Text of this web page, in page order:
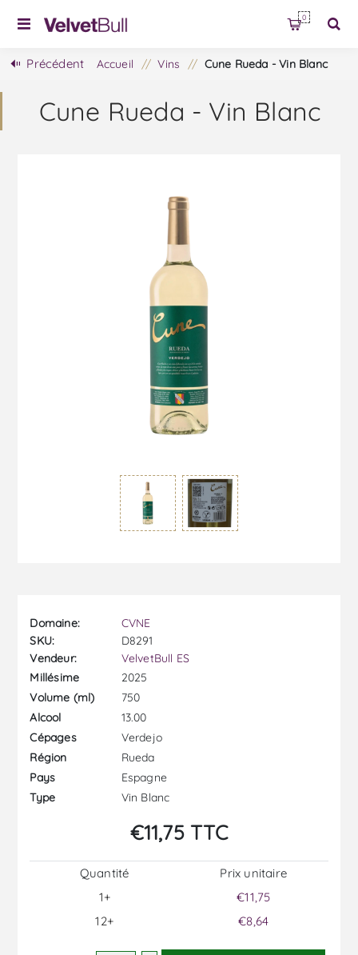
0
Précédent Accueil / Vins / Cune Rueda - Vin Blanc
Cune Rueda - Vin Blanc
Domaine:
CVNE
SKU:
D8291
Vendeur:
VelvetBull ES
Millésime
2025
Volume (ml)
750
Alcool
13.00
Cépages
Verdejo
Région
Rueda
Pays
Espagne
Type
Vin Blanc
€11,75 TTC
Quantité
1+
12+
Prix ​​unitaire
€11,75
€8,64